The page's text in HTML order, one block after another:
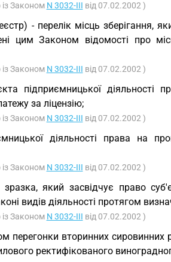
Законом N 3032-III від 07.02.2002 )
- перелік місць зберігання,
цим Законом відомості про
Законом N 3032-III від 07.02.2002 )
підприємницької діяльності
за ліцензію;
Законом N 3032-III від 07.02.2002 )
діяльності права на
Законом N 3032-III від 07.02.2002 )
який засвідчує право
видів діяльності протягом
Законом N 3032-III від 07.02.2002 )
вторинних сировинних
ректифікованого